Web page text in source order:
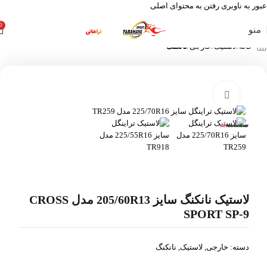
عبور به ناوبری رفتن به محتوای اصلی
منو
خانه لاستیک خارجی نانکنگ
لاستیک نانکنگ سایز 205/60R13 مدل CROSS
SPORT SP-9
دسته: خارجی, لاستیک, نانکنگ